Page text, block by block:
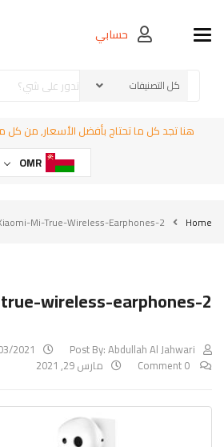
Toggle navigationحسابي
هنا تجد كل ما تحتاج بأفضل الأسعار, من كل
OMR
Home
Mi-True-Wireless-Earphones-2
wireless-earphones-2
Post By:Abdullah Al Jahwari
2021
مارس 29, 2021